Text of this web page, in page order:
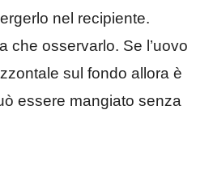
nel recipiente.
che osservarlo. Se l’uovo
sul fondo allora è
essere mangiato senza